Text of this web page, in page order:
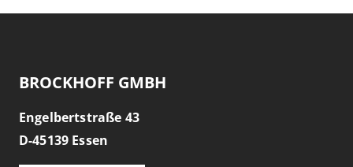
BROCKHOFF GMBH
Engelbertstraße 43
D-45139 Essen